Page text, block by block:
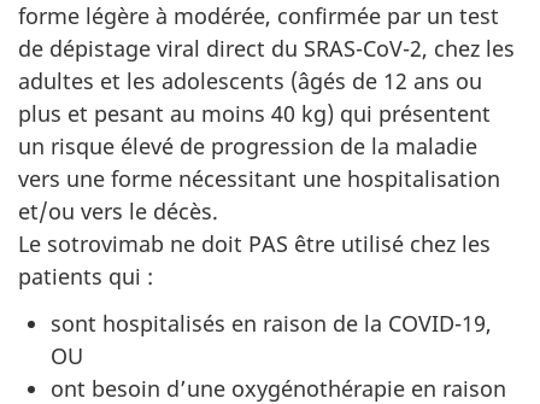
forme légère à modérée, confirmée par un test
de dépistage viral direct du SRAS-CoV-2, chez les
adultes et les adolescents (âgés de 12 ans ou
plus et pesant au moins 40 kg) qui présentent
un risque élevé de progression de la maladie
vers une forme nécessitant une hospitalisation
et/ou vers le décès.
Le sotrovimab ne doit PAS être utilisé chez les
patients qui :
sont hospitalisés en raison de la COVID-19,
OU
ont besoin d’une oxygénothérapie en raison